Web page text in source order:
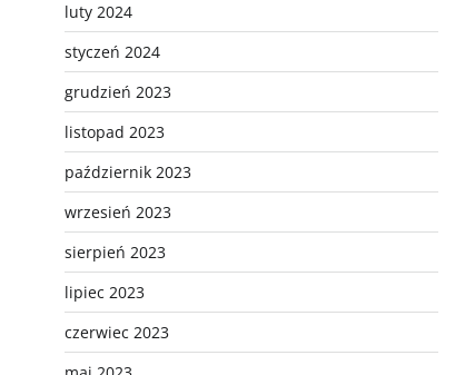
luty 2024
styczeń 2024
grudzień 2023
listopad 2023
październik 2023
wrzesień 2023
sierpień 2023
lipiec 2023
czerwiec 2023